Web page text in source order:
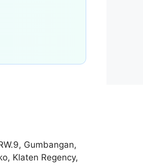
Gumbangan,
Klaten Regency,